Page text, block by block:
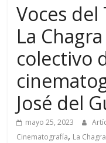
Voces
La
colectivo
José del
mayo 25, 2023
Cinematografía, La